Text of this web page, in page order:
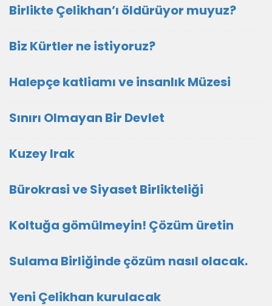
Birlikte Çelikhan’ı öldürüyor muyuz?
Biz Kürtler ne istiyoruz?
Halepçe katliamı ve insanlık Müzesi
Sınırı Olmayan Bir Devlet
Kuzey Irak
Bürokrasi ve Siyaset Birlikteliği
Koltuğa gömülmeyin! Çözüm üretin
Sulama Birliğinde çözüm nasıl olacak.
Yeni Çelikhan kurulacak